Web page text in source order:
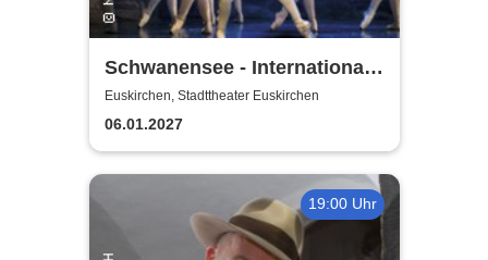
Schwanensee - International
European Ballet
Euskirchen, Stadttheater Euskirchen
06.01.2027
19:00 Uhr